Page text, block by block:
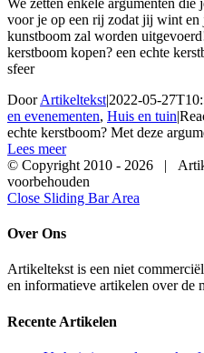
voor je op een rij zodat jij wint
kunstboom zal worden
kerstboom kopen? een echte
sfeer
DoorArtikeltekst|2022-05-
en evenementen, Huis en tuin|
echte kerstboom? Met deze
Lees meer
© Copyright 2010 - 2026 |
voorbehouden
Close Sliding Bar Area
Over Ons
Artikeltekst is een niet
en informatieve artikelen over de
Recente Artikelen